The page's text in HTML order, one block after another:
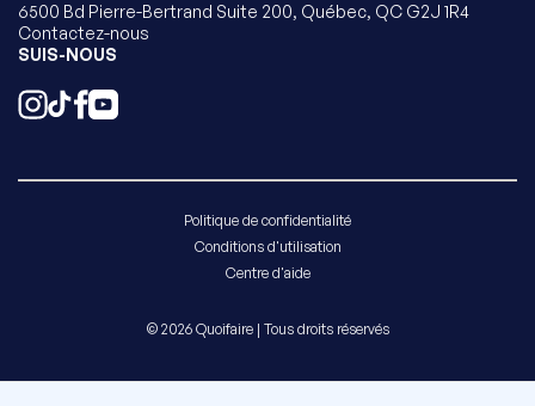
6500 Bd Pierre-Bertrand Suite 200, Québec, QC G2J 1R4
Contactez-nous
SUIS-NOUS
Politique de confidentialité
Conditions d'utilisation
Centre d'aide
© 2026 Quoifaire | Tous droits réservés